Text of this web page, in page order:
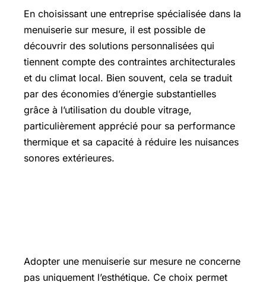
En choisissant une entreprise spécialisée dans la
menuiserie sur mesure, il est possible de
découvrir des solutions personnalisées qui
tiennent compte des contraintes architecturales
et du climat local. Bien souvent, cela se traduit
par des économies d’énergie substantielles
grâce à l’utilisation du double vitrage,
particulièrement apprécié pour sa performance
thermique et sa capacité à réduire les nuisances
sonores extérieures.
Adopter une menuiserie sur mesure ne concerne
pas uniquement l’esthétique. Ce choix permet